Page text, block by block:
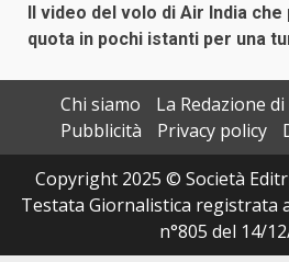
Il video del volo di Air India
quota in pochi istanti per una
Chi siamo
La Redazione
Pubblicità
Privacy policy
Copyright 2025 © Società
Testata Giornalistica registrata
n°805 del 14/